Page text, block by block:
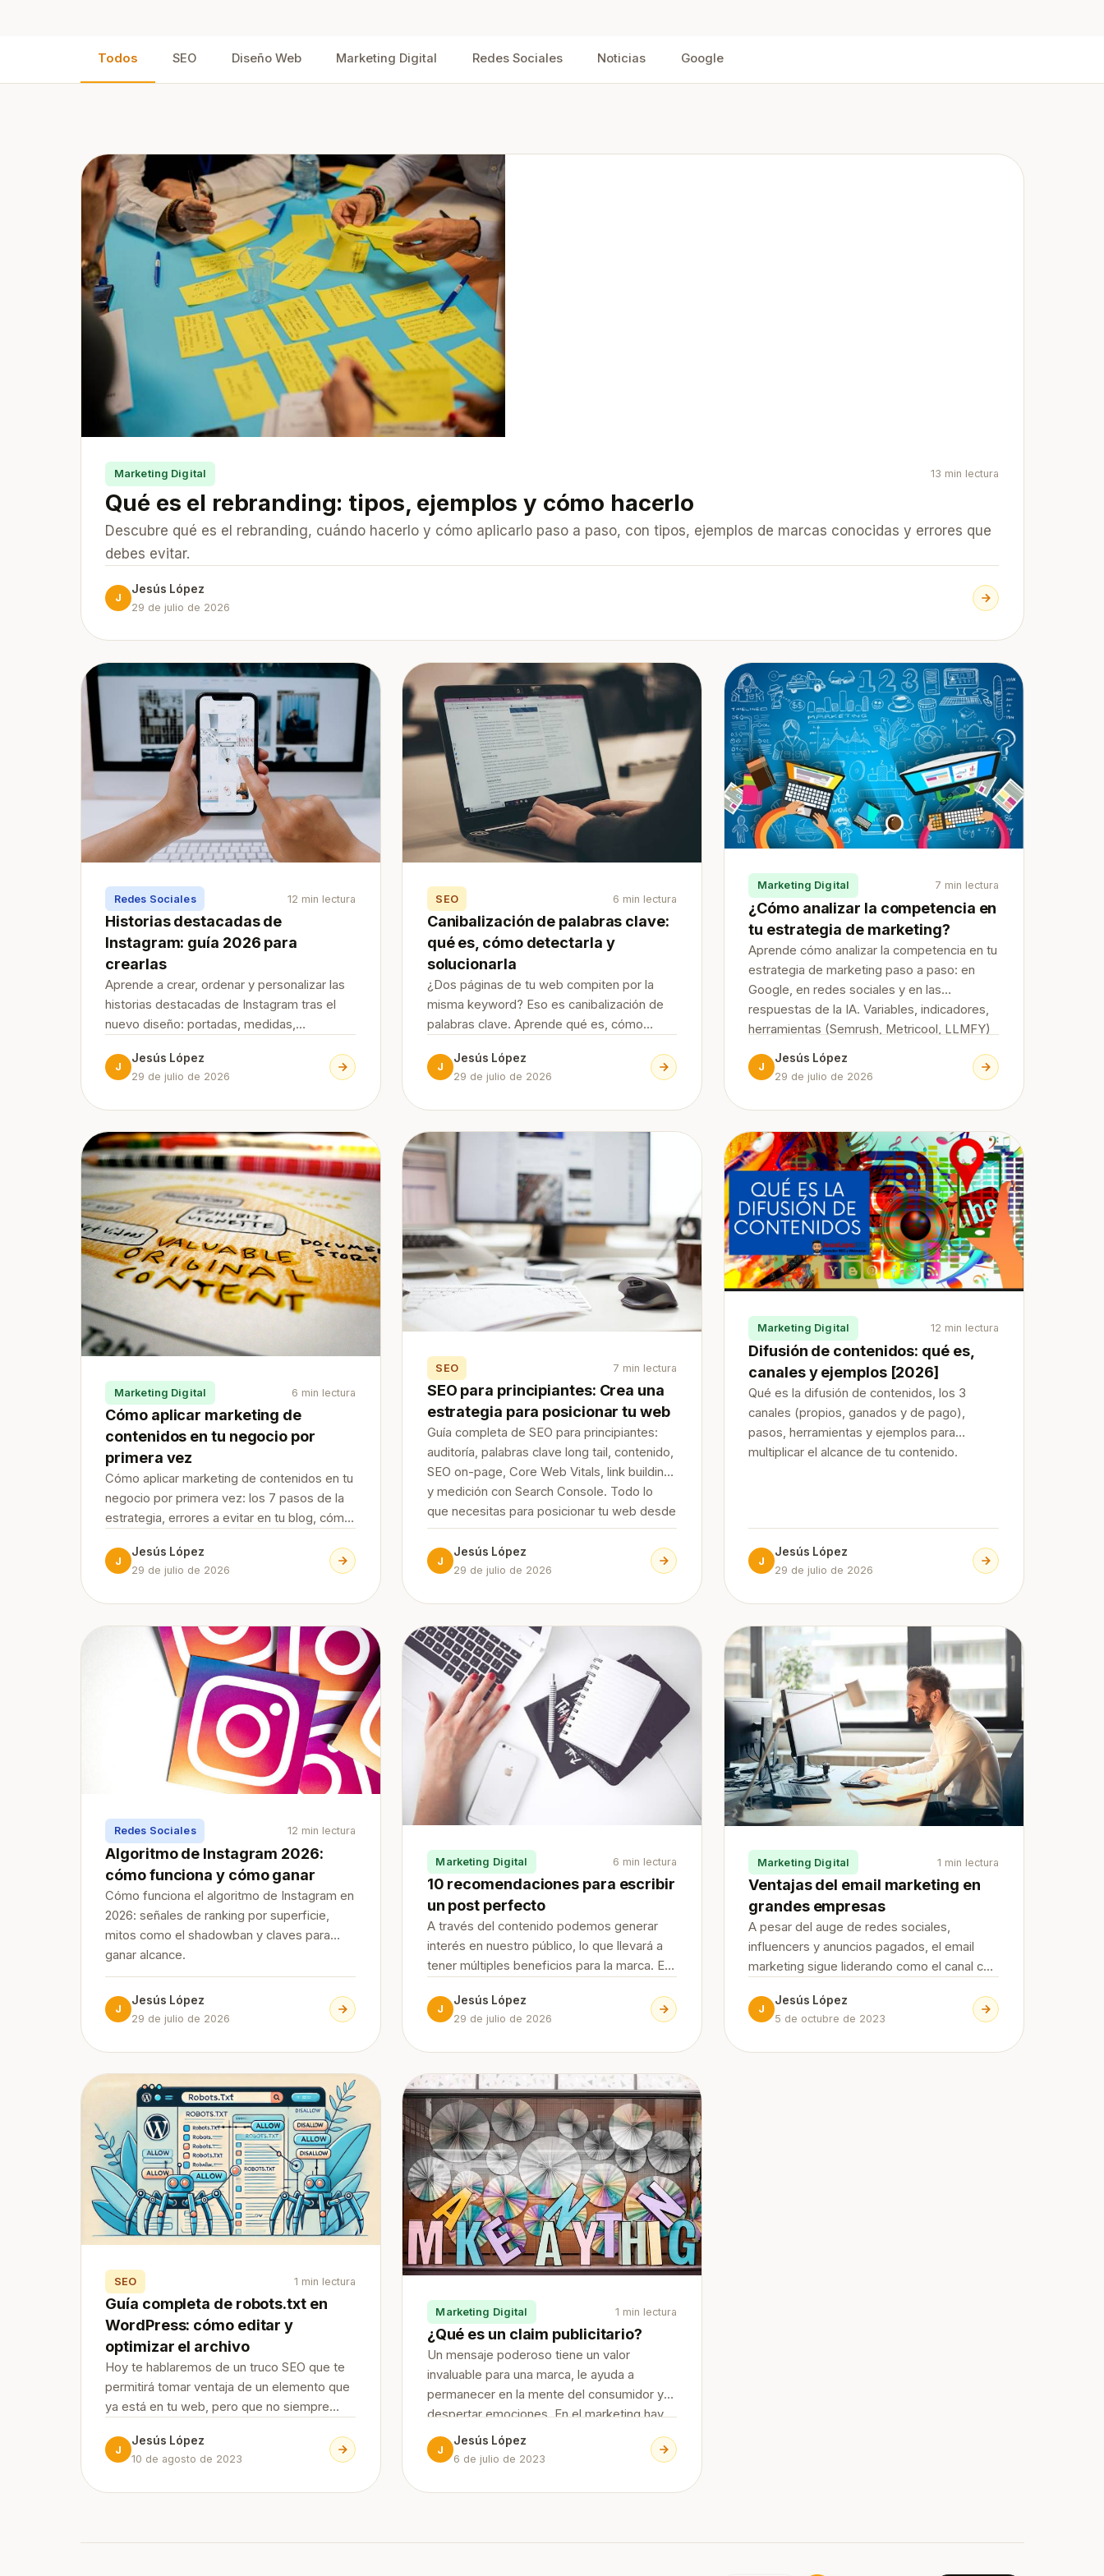
móvil
Hosting SEO
Todos SEO Diseño Web Marketing Digital Redes Sociales Noticias Google
Marketing Digital 13 min lectura
Qué es el rebranding: tipos, ejemplos y cómo hacerlo
Descubre qué es el rebranding, cuándo hacerlo y cómo aplicarlo paso a paso, con tipos, ejemplos de marcas conocidas y errores que
debes evitar.
J
Jesús López
29 de julio de 2026
Redes Sociales 12 min lectura
Historias destacadas de
Instagram: guía 2026 para
crearlas
Aprende a crear, ordenar y personalizar las
historias destacadas de Instagram tras el
nuevo diseño: portadas, medidas,
J
Jesús López
29 de julio de 2026
SEO 6 min lectura
Canibalización de palabras clave:
qué es, cómo detectarla y
solucionarla
¿Dos páginas de tu web compiten por la
misma keyword? Eso es canibalización de
palabras clave. Aprende qué es, cómo
formas de solucionarla (y evitarla) paso a
paso.
J
Jesús López
29 de julio de 2026
Marketing Digital 7 min lectura
¿Cómo analizar la competencia en
tu estrategia de marketing?
Aprende cómo analizar la competencia en tu
estrategia de marketing paso a paso: en
Google, en redes sociales y en las
respuestas de la IA. Variables, indicadores,
herramientas (Semrush, Metricool, LLMFY)
J
Jesús López
29 de julio de 2026
Marketing Digital 6 min lectura
Cómo aplicar marketing de
contenidos en tu negocio por
primera vez
Cómo aplicar marketing de contenidos en tu
negocio por primera vez: los 7 pasos de la
estrategia, errores a evitar en tu blog, cómo
esenciales y su relación con el SEO y la
búsqueda con IA.
J
Jesús López
29 de julio de 2026
SEO 7 min lectura
SEO para principiantes: Crea una
estrategia para posicionar tu web
Guía completa de SEO para principiantes:
auditoría, palabras clave long tail, contenido,
SEO on-page, Core Web Vitals, link building
y medición con Search Console. Todo lo
que necesitas para posicionar tu web desde
cero, paso a paso.
J
Jesús López
29 de julio de 2026
Marketing Digital 12 min lectura
Difusión de contenidos: qué es,
canales y ejemplos [2026]
Qué es la difusión de contenidos, los 3
canales (propios, ganados y de pago),
pasos, herramientas y ejemplos para
multiplicar el alcance de tu contenido.
J
Jesús López
29 de julio de 2026
Redes Sociales 12 min lectura
Algoritmo de Instagram 2026:
cómo funciona y cómo ganar
Cómo funciona el algoritmo de Instagram en
2026: señales de ranking por superficie,
mitos como el shadowban y claves para
ganar alcance.
J
Jesús López
29 de julio de 2026
Marketing Digital 6 min lectura
10 recomendaciones para escribir
un post perfecto
A través del contenido podemos generar
interés en nuestro público, lo que llevará a
tener múltiples beneficios para la marca. En
recomendaciones para escribir un post
perfecto que te ayudarán a lograr tus
J
Jesús López
29 de julio de 2026
Marketing Digital 1 min lectura
Ventajas del email marketing en
grandes empresas
A pesar del auge de redes sociales,
influencers y anuncios pagados, el email
marketing sigue liderando como el canal con
del marketing digital. Su capacidad para
llegar directamente al usuario, con mensajes
J
Jesús López
5 de octubre de 2023
SEO 1 min lectura
Guía completa de robots.txt en
WordPress: cómo editar y
optimizar el archivo
Hoy te hablaremos de un truco SEO que te
permitirá tomar ventaja de un elemento que
ya está en tu web, pero que no siempre
leyendo esta guía de robots.tx en
WordPress! Continue Reading
J
Jesús López
10 de agosto de 2023
Marketing Digital 1 min lectura
¿Qué es un claim publicitario?
Un mensaje poderoso tiene un valor
invaluable para una marca, le ayuda a
permanecer en la mente del consumidor y
despertar emociones. En el marketing hay
diversas herramientas a través de las cuales
permiten enviar ese mensaje y hoy
J
Jesús López
6 de julio de 2023